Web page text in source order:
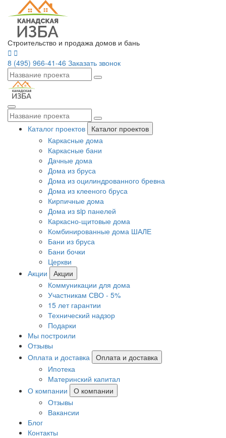
Строительство и продажа домов и бань
8 (495) 966-41-46 Заказать звонок
Каталог проектов
Каталог проектов
Каркасные дома
Каркасные бани
Дачные дома
Дома из бруса
Дома из оцилиндрованного бревна
Дома из клееного бруса
Кирпичные дома
Дома из sip панелей
Каркасно-щитовые дома
Комбинированные дома ШАЛЕ
Бани из бруса
Бани бочки
Церкви
Акции
Акции
Коммуникации для дома
Участникам СВО - 5%
15 лет гарантии
Технический надзор
Подарки
Мы построили
Отзывы
Оплата и доставка
Оплата и доставка
Ипотека
Материнский капитал
О компании
О компании
Отзывы
Вакансии
Блог
Контакты